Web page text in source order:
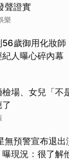
聲證實
樂
56歲御用化妝師
人曝心碎內幕
場、女兒「不
無預警宣布退
曝現況：很了解